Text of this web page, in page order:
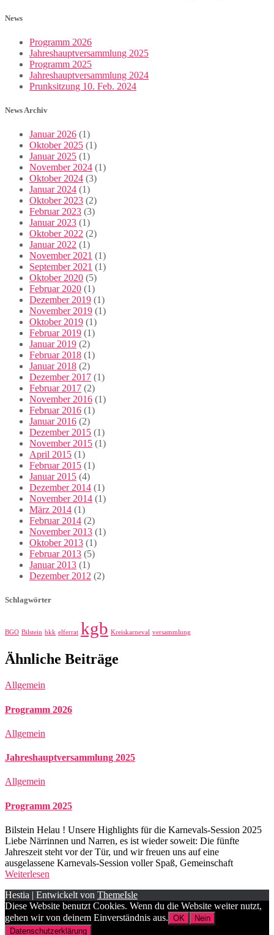
News
Programm 2026
Jahreshauptversammlung 2025
Programm 2025
Jahreshauptversammlung 2024
Prunksitzung 10. Feb. 2024
News Archiv
Januar 2026 (1)
Oktober 2025 (1)
Januar 2025 (1)
November 2024 (1)
Oktober 2024 (3)
Januar 2024 (1)
Oktober 2023 (2)
Februar 2023 (3)
Januar 2023 (1)
Oktober 2022 (2)
Januar 2022 (1)
November 2021 (1)
September 2021 (1)
Oktober 2020 (5)
Februar 2020 (1)
Dezember 2019 (1)
November 2019 (1)
Oktober 2019 (1)
Februar 2019 (1)
Januar 2019 (2)
Februar 2018 (1)
Januar 2018 (2)
Dezember 2017 (1)
Februar 2017 (2)
November 2016 (1)
Februar 2016 (1)
Januar 2016 (2)
Dezember 2015 (1)
November 2015 (1)
April 2015 (1)
Februar 2015 (1)
Januar 2015 (4)
Dezember 2014 (1)
November 2014 (1)
März 2014 (1)
Februar 2014 (2)
November 2013 (1)
Oktober 2013 (1)
Februar 2013 (5)
Januar 2013 (1)
Dezember 2012 (2)
Schlagwörter
BGO Bilstein bkk elferrat kgb Kreiskarneval versammlung
Ähnliche Beiträge
Allgemein
Programm 2026
Allgemein
Jahreshauptversammlung 2025
Allgemein
Programm 2025
Bilstein Helau ! Unsere Highlights für die Karnevals-Session 2025
Liebe Närrinnen und Narren, es ist wieder soweit: Die fünfte
Jahreszeit steht vor der Tür, und wir freuen uns auf eine
ausgelassene Karnevals-Session voller Spaß, Gemeinschaft
Weiterlesen
Hestia | Entwickelt von ThemeIsle
Diese Website benutzt Cookies. Wenn du die Website weiter nutzt,
gehen wir von deinem Einverständnis aus. OK
Nein
Datenschutzerklärung